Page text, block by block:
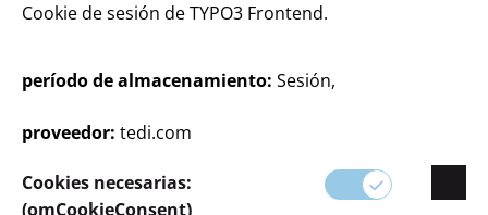
Guirnalda de banderines
Cookie de sesión de TYPO3 Frontend.
período de almacenamiento: Sesión,
proveedor: tedi.com
Cookies necesarias:
(omCookieConsent)